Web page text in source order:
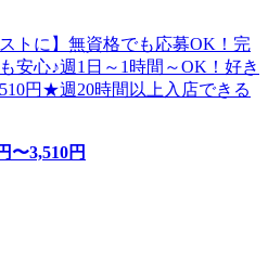
トに】無資格でも応募OK！完
安心♪週1日～1時間～OK！好き
円★週20時間以上入店できる
〜3,510円